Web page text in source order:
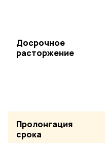
Досрочное
расторжение
Пролонгация
срока